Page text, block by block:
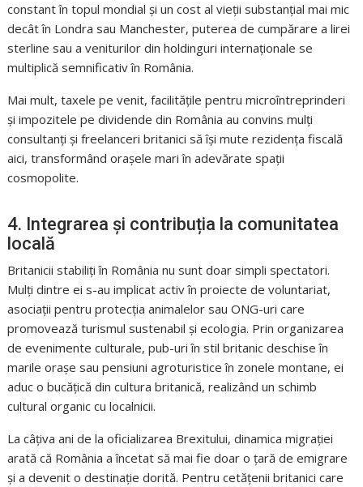
constant în topul mondial și un cost al vieții substanțial mai mic
decât în Londra sau Manchester, puterea de cumpărare a lirei
sterline sau a veniturilor din holdinguri internaționale se
multiplică semnificativ în România.
Mai mult, taxele pe venit, facilitățile pentru microîntreprinderi
și impozitele pe dividende din România au convins mulți
consultanți și freelanceri britanici să își mute rezidența fiscală
aici, transformând orașele mari în adevărate spații
cosmopolite.
4. Integrarea și contribuția la comunitatea
locală
Britanicii stabiliți în România nu sunt doar simpli spectatori.
Mulți dintre ei s-au implicat activ în proiecte de voluntariat,
asociații pentru protecția animalelor sau ONG-uri care
promovează turismul sustenabil și ecologia. Prin organizarea
de evenimente culturale, pub-uri în stil britanic deschise în
marile orașe sau pensiuni agroturistice în zonele montane, ei
aduc o bucățică din cultura britanică, realizând un schimb
cultural organic cu localnicii.
La câțiva ani de la oficializarea Brexitului, dinamica migrației
arată că România a încetat să mai fie doar o țară de emigrare
și a devenit o destinație dorită. Pentru cetățenii britanici care